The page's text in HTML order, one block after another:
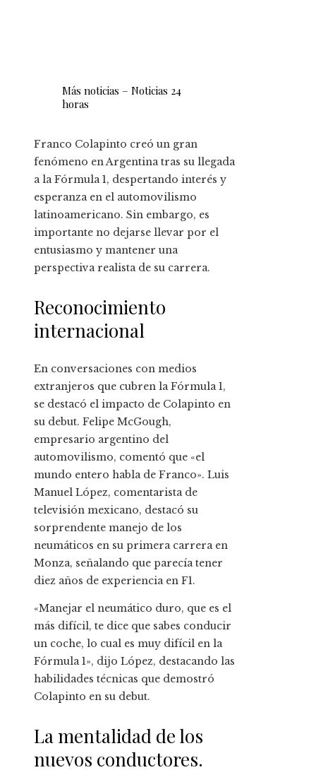
Más noticias – Noticias 24
horas
Franco Colapinto creó un gran
fenómeno en Argentina tras su llegada
a la Fórmula 1, despertando interés y
esperanza en el automovilismo
latinoamericano. Sin embargo, es
importante no dejarse llevar por el
entusiasmo y mantener una
perspectiva realista de su carrera.
Reconocimiento
internacional
En conversaciones con medios
extranjeros que cubren la Fórmula 1,
se destacó el impacto de Colapinto en
su debut. Felipe McGough,
empresario argentino del
automovilismo, comentó que «el
mundo entero habla de Franco». Luis
Manuel López, comentarista de
televisión mexicano, destacó su
sorprendente manejo de los
neumáticos en su primera carrera en
Monza, señalando que parecía tener
diez años de experiencia en F1.
«Manejar el neumático duro, que es el
más difícil, te dice que sabes conducir
un coche, lo cual es muy difícil en la
Fórmula 1», dijo López, destacando las
habilidades técnicas que demostró
Colapinto en su debut.
La mentalidad de los
nuevos conductores.